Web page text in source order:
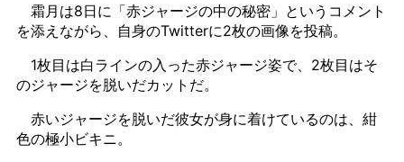
霜月は8日に「赤ジャージの中の秘密」というコメント
を添えながら、自身のTwitterに2枚の画像を投稿。
1枚目は白ラインの入った赤ジャージ姿で、2枚目はそ
のジャージを脱いだカットだ。
赤いジャージを脱いだ彼女が身に着けているのは、紺
色の極小ビキニ。